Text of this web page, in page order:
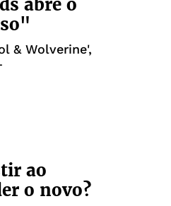
abre o
& Wolverine',
ao
o novo?